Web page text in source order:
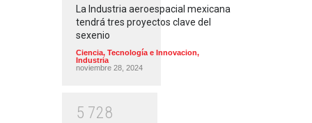
La Industria aeroespacial mexicana
tendrá tres proyectos clave del
sexenio
Ciencia, Tecnología e Innovacion,
Industria
noviembre 28, 2024
5 728